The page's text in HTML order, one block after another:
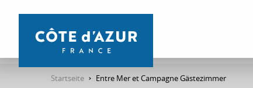
contenu
Startseite Entre Mer et Campagne Gästezimmer